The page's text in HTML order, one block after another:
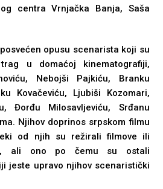
centra Vrnjačka Banja, Saša
opusu scenarista koji su
u domaćoj kinematografiji,
Nebojši Pajkiću, Branku
Kovačeviću, Ljubiši Kozomari,
Đorđu Milosavljeviću, Srđanu
Njihov doprinos srpskom filmu
od njih su režirali filmove ili
ali ono po čemu su ostali
jeste upravo njihov scenaristički